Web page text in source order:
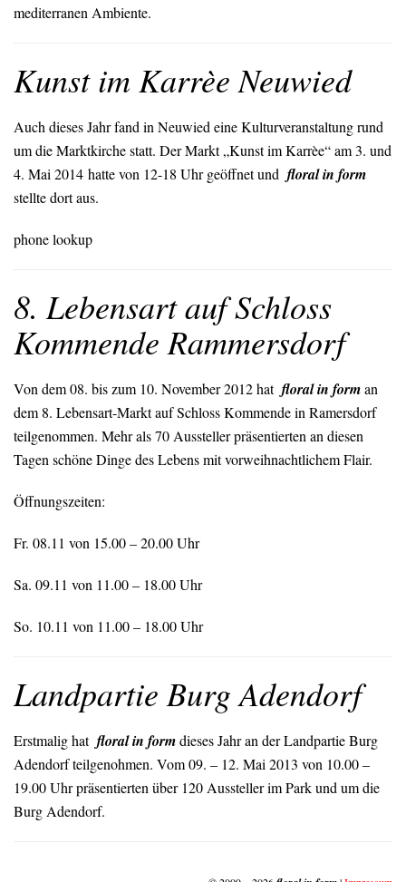
mediterranen Ambiente.
Kunst im Karrèe Neuwied
Auch dieses Jahr fand in Neuwied eine Kulturveranstaltung rund
um die Marktkirche statt. Der Markt „Kunst im Karrèe“ am 3. und
4. Mai 2014 hatte von 12-18 Uhr geöffnet und floral in form
stellte dort aus.
phone lookup
8. Lebensart auf Schloss
Kommende Rammersdorf
Von dem 08. bis zum 10. November 2012 hat floral in forman
dem 8. Lebensart-Markt auf Schloss Kommende in Ramersdorf
teilgenommen. Mehr als 70 Aussteller präsentierten an diesen
Tagen schöne Dinge des Lebens mit vorweihnachtlichem Flair.
Öffnungszeiten:
Fr. 08.11 von 15.00 – 20.00 Uhr
Sa. 09.11 von 11.00 – 18.00 Uhr
So. 10.11 von 11.00 – 18.00 Uhr
Landpartie Burg Adendorf
Erstmalig hat floral in formdieses Jahr an der Landpartie Burg
Adendorf teilgenohmen. Vom 09. – 12. Mai 2013 von 10.00 –
19.00 Uhr präsentierten über 120 Aussteller im Park und um die
Burg Adendorf.